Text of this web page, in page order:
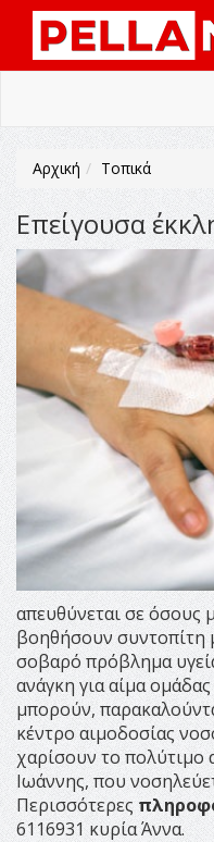
Αρχική Τοπικά
Επείγουσα
απευθύνεται σε όσους
βοηθήσουν συντοπίτη
σοβαρό πρόβλημα
ανάγκη για αίμα
μπορούν,
κέντρο αιμοδοσίας
χαρίσουν το
Ιωάννης, που
Περισσότερες
6116931 κυρία Άννα.